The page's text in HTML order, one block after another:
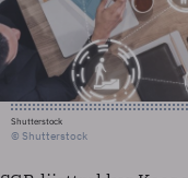
Shutterstock
© Shutterstock